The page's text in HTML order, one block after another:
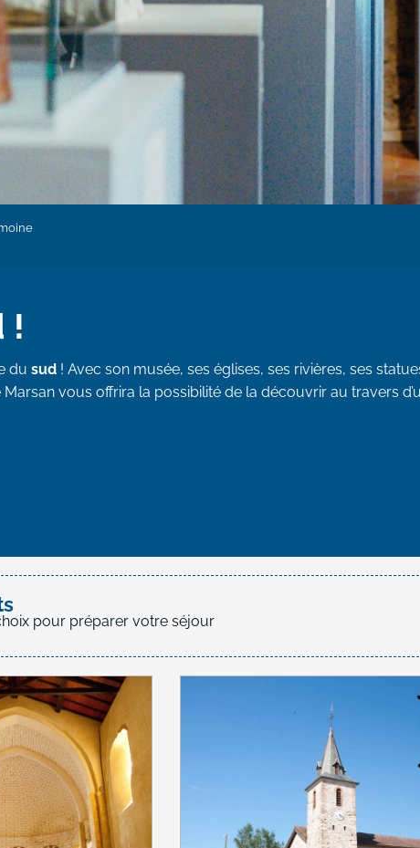
!
du sud ! Avec son musée, ses églises, ses rivières, ses
vous offrira la possibilité de la découvrir au travers
pour préparer votre séjour